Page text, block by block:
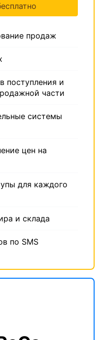
продаж
поступления и
части
системы
цен на
для каждого
и склада
по SMS